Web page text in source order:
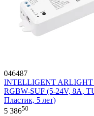
046487
INTELLIGENT ARLIGHT
RGBW-SUF (5-24V, 8A,
Пластик, 5 лет)
5 38650